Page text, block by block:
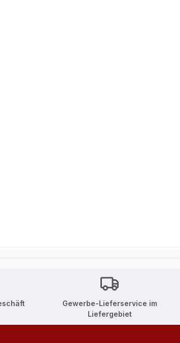
Gewerbe-Lieferservice im
Liefergebiet